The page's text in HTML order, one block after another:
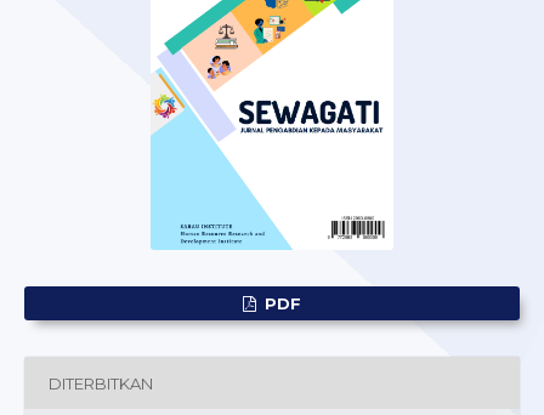
PDF
DITERBITKAN